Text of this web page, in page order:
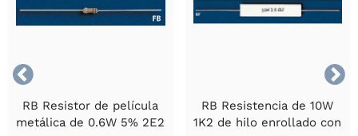


RB Resistor de película
metálica de 0.6W 5% 2E2
RB Resistencia de 10W
1K2 de hilo enrollado con